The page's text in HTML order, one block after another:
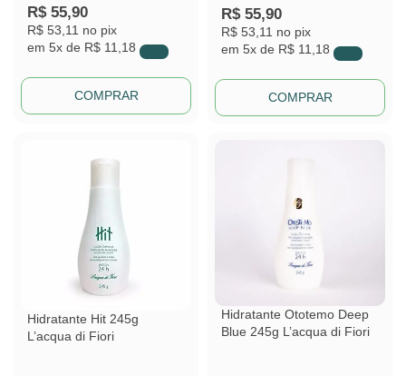
R$55,90
R$ 53,11 no pix
em 5x de R$ 11,18
COMPRAR
R$55,90
R$ 53,11 no pix
em 5x de R$ 11,18
COMPRAR
Hidratante Hit 245g
L’acqua di Fiori
Hidratante Ototemo Deep
Blue 245g L’acqua di Fiori